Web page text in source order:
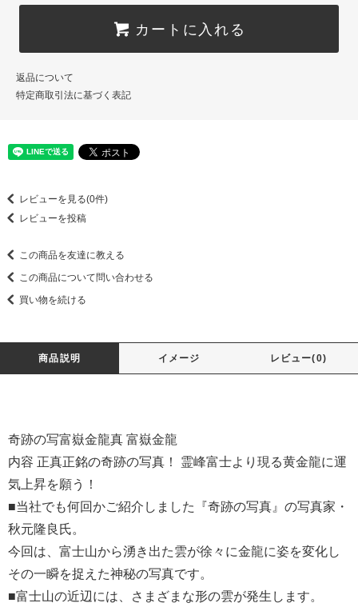
カートに入れる
返品について
特定商取引法に基づく表記
レビューを見る(0件)
レビューを投稿
この商品を友達に教える
この商品について問い合わせる
買い物を続ける
商品説明 イメージ レビュー(0)
奇跡の写富嶽金龍真 富嶽金龍
内容 正真正銘の奇跡の写真！ 霊峰富士より現る黄金龍に運
気上昇を願う！
■当社でも何回かご紹介しました『奇跡の写真』の写真家・
秋元隆良氏。
今回は、富士山から湧き出た雲が徐々に金龍に姿を変化し
その一瞬を捉えた神秘の写真です。
■富士山の近辺には、さまざまな形の雲が発生します。